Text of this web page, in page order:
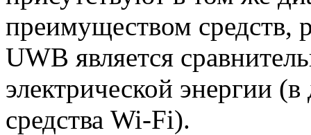
преимуществом средств,
UWB является
электрической энергии
средства Wi-Fi).